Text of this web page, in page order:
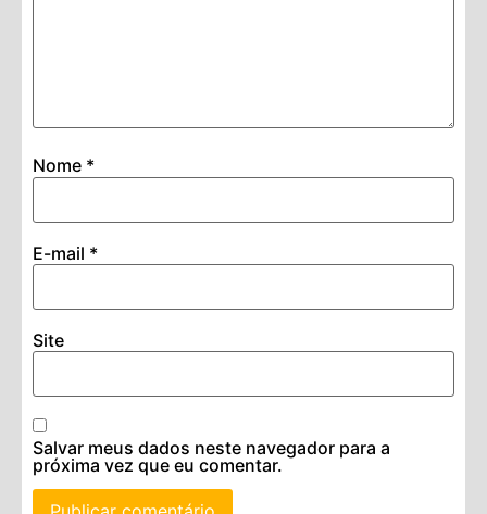
Nome *
E-mail *
Site
Salvar meus dados neste navegador para a
próxima vez que eu comentar.